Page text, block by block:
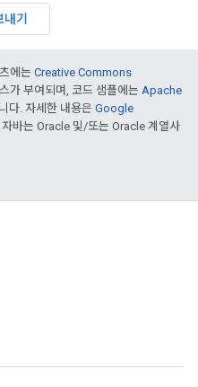
내기
에는 Creative Commons
가 부여되며, 코드 샘플에는 Apache
다. 자세한 내용은 Google
바는 Oracle 및/또는 Oracle 계열사